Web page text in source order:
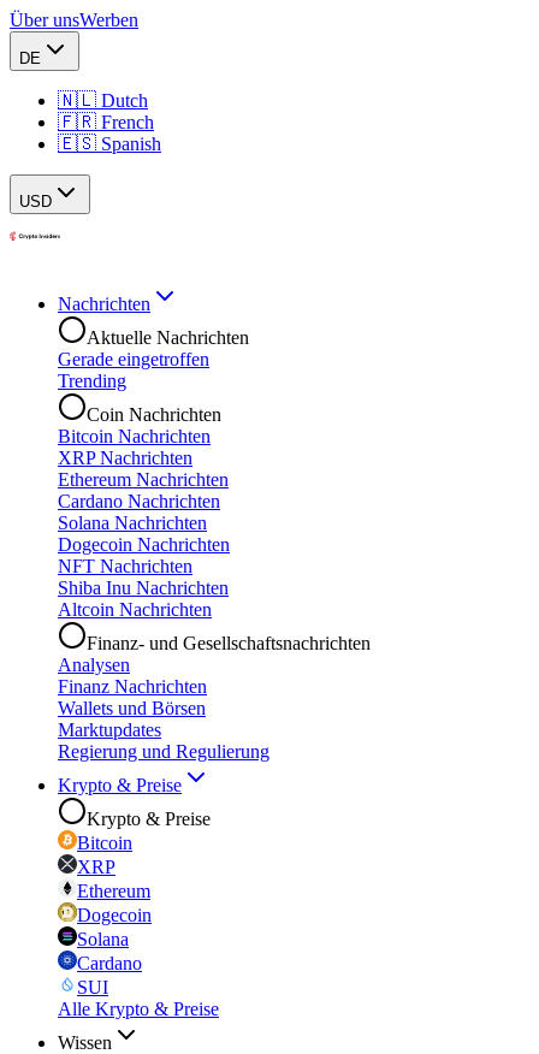
Über unsWerben
DE
🇳🇱 Dutch
🇫🇷 French
🇪🇸 Spanish
USD
Nachrichten
Aktuelle Nachrichten
Gerade eingetroffen
Trending
Coin Nachrichten
Bitcoin Nachrichten
XRP Nachrichten
Ethereum Nachrichten
Cardano Nachrichten
Solana Nachrichten
Dogecoin Nachrichten
NFT Nachrichten
Shiba Inu Nachrichten
Altcoin Nachrichten
Finanz- und Gesellschaftsnachrichten
Analysen
Finanz Nachrichten
Wallets und Börsen
Marktupdates
Regierung und Regulierung
Krypto & Preise
Krypto & Preise
Bitcoin
XRP
Ethereum
Dogecoin
Solana
Cardano
SUI
Alle Krypto & Preise
Wissen